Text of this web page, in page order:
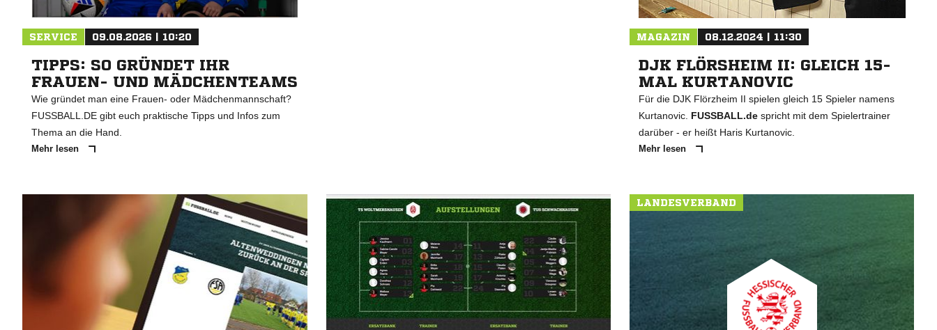
SERVICE 09.08.2026 | 10:20
TIPPS: SO GRÜNDET IHR
FRAUEN- UND MÄDCHENTEAMS
Wie gründet man eine Frauen- oder Mädchenmannschaft?
FUSSBALL.DE gibt euch praktische Tipps und Infos zum
Thema an die Hand.
Mehr lesen
MAGAZIN 08.12.2024 | 11:30
DJK FLÖRSHEIM II: GLEICH 15-
MAL KURTANOVIC
Für die DJK Flörzheim II spielen gleich 15 Spieler namens
Kurtanovic. FUSSBALL.de spricht mit dem Spielertrainer
darüber - er heißt Haris Kurtanovic.
Mehr lesen
LANDESVERBAND